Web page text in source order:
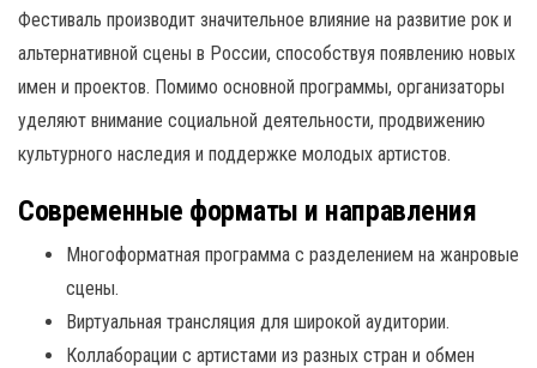
Фестиваль производит значительное влияние на развитие рок и
альтернативной сцены в России, способствуя появлению новых
имен и проектов. Помимо основной программы, организаторы
уделяют внимание социальной деятельности, продвижению
культурного наследия и поддержке молодых артистов.
Современные форматы и направления
Многоформатная программа с разделением на жанровые
сцены.
Виртуальная трансляция для широкой аудитории.
Коллаборации с артистами из разных стран и обмен